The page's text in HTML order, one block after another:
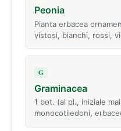
Peonia
Pianta erbacea
vistosi, bianchi, rossi,
G
Graminacea
1 bot. (al pl., iniziale
monocotiledoni,